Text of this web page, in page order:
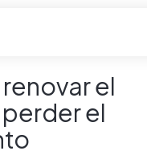
sin perder el
el
el